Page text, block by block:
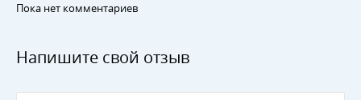
Пока нет комментариев
Напишите свой отзыв